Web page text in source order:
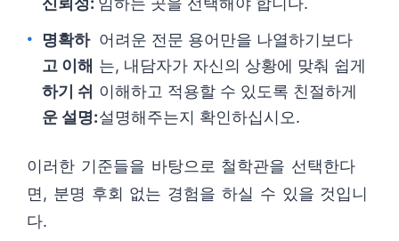
명확하
고 이해
하기 쉬
운 설명:
어려운 전문 용어만을 나열하기보다
는, 내담자가 자신의 상황에 맞춰 쉽게
이해하고 적용할 수 있도록 친절하게
설명해주는지 확인하십시오.
이러한 기준들을 바탕으로 철학관을 선택한다
면, 분명 후회 없는 경험을 하실 수 있을 것입니
다.